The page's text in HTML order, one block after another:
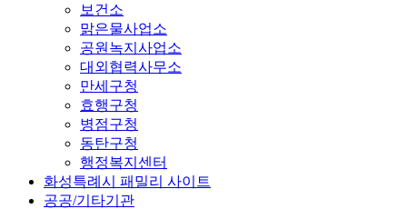
보건소
맑은물사업소
공원녹지사업소
대외협력사무소
만세구청
효행구청
병점구청
동탄구청
행정복지센터
화성특례시 패밀리 사이트
공공/기타기관